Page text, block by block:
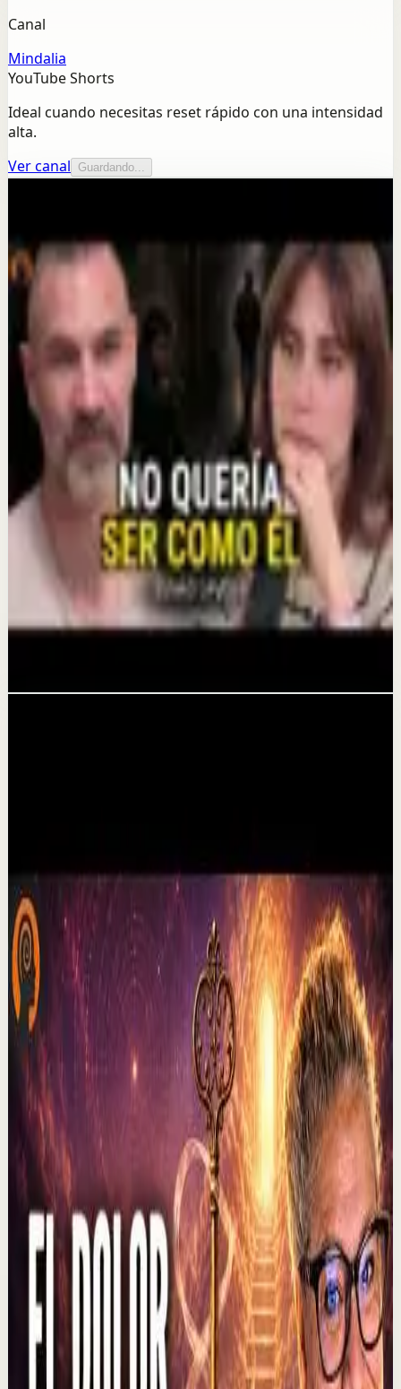
Canal
Mindalia
YouTube Shorts
Ideal cuando necesitas reset rápido con una intensidad
alta.
Ver canal
Guardando...
Mindalia
Seguir explorando
El duelo puede abrir una puerta que nunca
imaginaste
6 ago
Sesión profunda
¿Qué ocurrirá durante el GRAN PORTAL del
Eclipse Solar? | MENSAJE PLEYADIANO
Sesión profunda
YO SENTÍ LA MUERTE... y eso me ayudó a
perdonar a mi padre | David Leyton
Por qué dejan de creer en mi | Por el Placer
de Vivir con César Lozano
CCésar Lozano
6 ago
No te olvides de darle ME GUSTA a este video y sigue mi
canal para que no te pierdas ninguno de mis estrenos. Si
ya me sigues recuerda activar la c...
228
visualizaciones
Ver
→
2:37
YouTube Charla
Sesión profunda
Media
El que muestra hambre no come... | Alex Pro
en @asiomasclaropodcast con César Lozano
En los negocios, controlar las emociones puede ser tan
importante como tener una buena idea. Alex Pro revela
una lección que aprendió al negociar s...